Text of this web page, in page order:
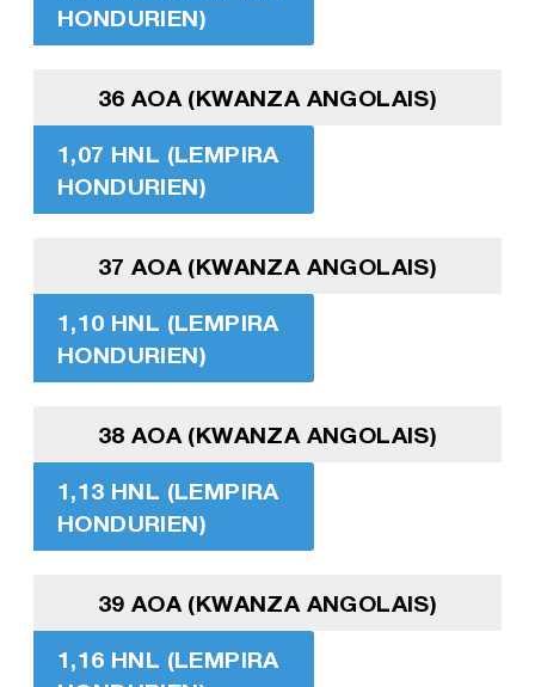
HONDURIEN)
36 AOA (KWANZA ANGOLAIS)
1,07 HNL (LEMPIRA
HONDURIEN)
37 AOA (KWANZA ANGOLAIS)
1,10 HNL (LEMPIRA
HONDURIEN)
38 AOA (KWANZA ANGOLAIS)
1,13 HNL (LEMPIRA
HONDURIEN)
39 AOA (KWANZA ANGOLAIS)
1,16 HNL (LEMPIRA